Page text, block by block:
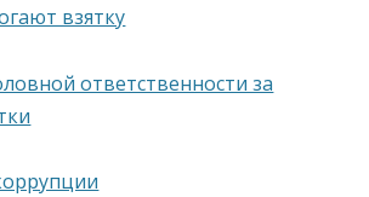
взятку
ответственности за